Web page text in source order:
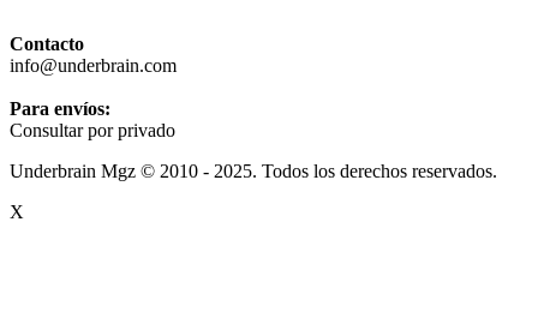
Contacto
info@underbrain.com
Para envíos:
Consultar por privado
Underbrain Mgz © 2010 - 2025. Todos los derechos reservados.
X